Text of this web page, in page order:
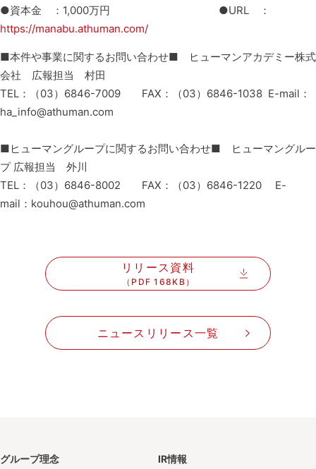
●資本金 ：1,000万円 ●URL ：
https://manabu.athuman.com/
■本件や事業に関するお問い合わせ■ ヒューマンアカデミー株式
会社 広報担当 村田
TEL：（03）6846-7009 FAX：（03）6846-1038 E-mail：
ha_info@athuman.com
■ヒューマングループに関するお問い合わせ■ ヒューマングルー
プ 広報担当 外川
TEL：（03）6846-8002 FAX：（03）6846-1220 E-
mail：kouhou@athuman.com
リリース資料
（PDF 168KB）
ニュースリリース一覧
グループ理念 IR情報